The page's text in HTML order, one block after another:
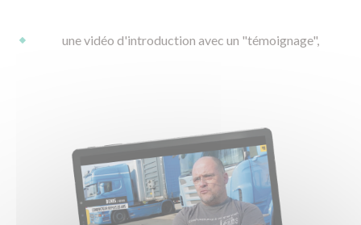
une vidéo d'introduction avec un "témoignage",